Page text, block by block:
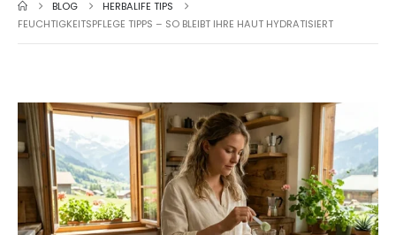
BLOG
HERBALIFE TIPS
FEUCHTIGKEITSPFLEGE TIPPS – SO BLEIBT IHRE HAUT HYDRATISIERT